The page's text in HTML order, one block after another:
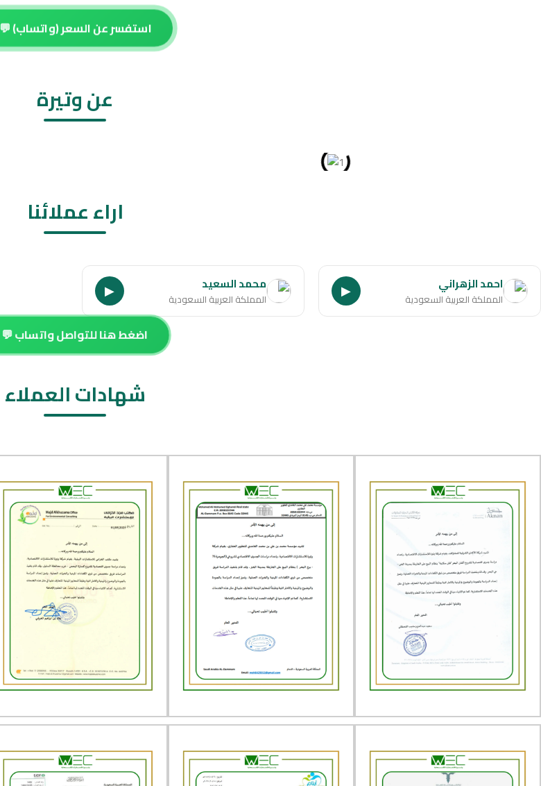
استفسر عن السعر (واتساب) 💬
عن وتيرة
اراء عملائنا
▶ احمد الزهراني
المملكة العربية السعودية ▶ محمد السعيد
المملكة العربية السعودية
اضغط هنا للتواصل واتساب 💬
شهادات العملاء